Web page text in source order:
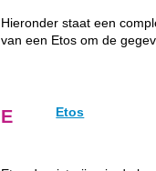
Hieronder staat een
van een Etos om de
E Etos